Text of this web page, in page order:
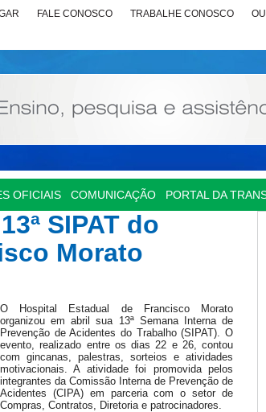
FALE CONOSCO TRABALHE CONOSCO
OFICIAIS COMUNICAÇÃO PORTAL DA
SIPAT do
Morato
O Hospital Estadual de Francisco Morato
organizou em abril sua 13ª Semana Interna de
Prevenção de Acidentes do Trabalho (SIPAT). O
evento, realizado entre os dias 22 e 26, contou
com gincanas, palestras, sorteios e atividades
motivacionais. A atividade foi promovida pelos
integrantes da Comissão Interna de Prevenção de
Acidentes (CIPA) em parceria com o setor de
Compras, Contratos, Diretoria e patrocinadores.